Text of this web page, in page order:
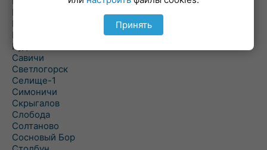
Ровенская Слобода
Рогачев
Рогинь
Рудня
Савичи
Светлогорск
Селище-1
Симоничи
Скрыгалов
Слобода
Солтаново
Сосновый Бор
Принять